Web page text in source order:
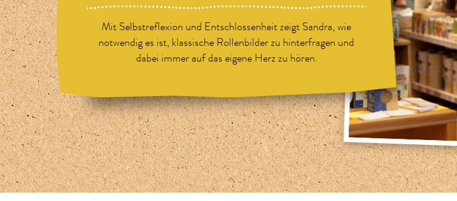
Mit Selbstreflexion und Entschlossenheit zeigt Sandra, wie
notwendig es ist, klassische Rollenbilder zu hinterfragen und
dabei immer auf das eigene Herz zu hören.